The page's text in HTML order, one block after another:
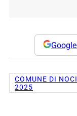
Google
COMUNE DI NOCI
2025